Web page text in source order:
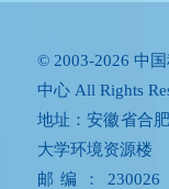
© 2003-2026 中
中心 All Rights
地址：安徽省合
大学环境资源楼
邮编：